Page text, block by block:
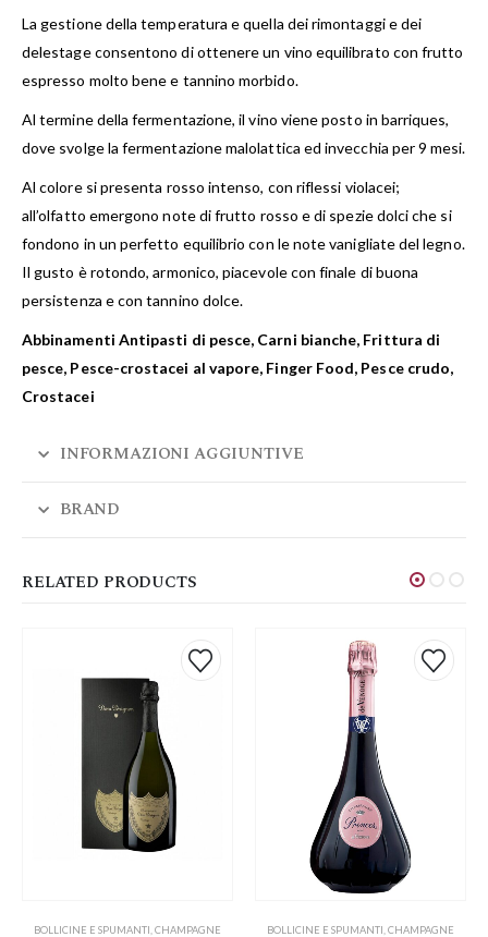
La gestione della temperatura e quella dei rimontaggi e dei
delestage consentono di ottenere un vino equilibrato con frutto
espresso molto bene e tannino morbido.
Al termine della fermentazione, il vino viene posto in barriques,
dove svolge la fermentazione malolattica ed invecchia per 9 mesi.
Al colore si presenta rosso intenso, con riflessi violacei;
all’olfatto emergono note di frutto rosso e di spezie dolci che si
fondono in un perfetto equilibrio con le note vanigliate del legno.
Il gusto è rotondo, armonico, piacevole con finale di buona
persistenza e con tannino dolce.
Abbinamenti Antipasti di pesce, Carni bianche, Frittura di
pesce, Pesce-crostacei al vapore, Finger Food, Pesce crudo,
Crostacei
INFORMAZIONI AGGIUNTIVE
BRAND
RELATED PRODUCTS
BOLLICINE E SPUMANTI CHAMPAGNE BOLLICINE E SPUMANTI CHAMPAGNE